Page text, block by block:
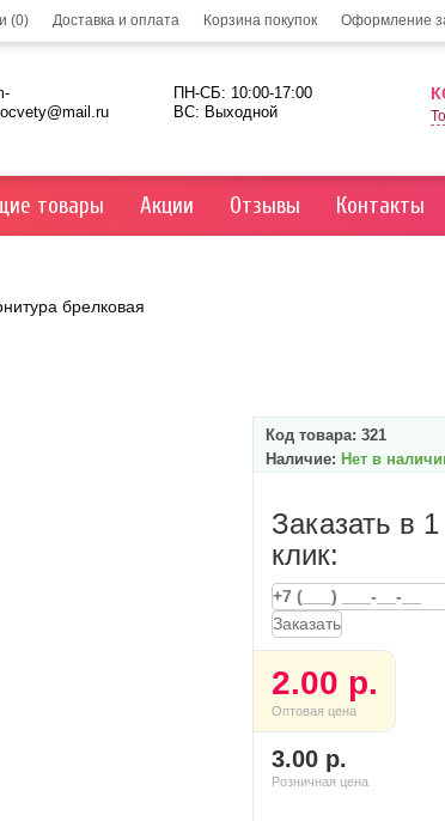
(0) Доставка и оплата Корзина покупок Оформление
ПН-СБ: 10:00-17:00
ВС: Выходной
товары Акции Отзывы Контакты
брелковая
Код товара: 321
Наличие: Нет в
Заказать в 1
клик:
Заказать
2.00 р.
Оптовая цена
3.00 р.
Розничная цена